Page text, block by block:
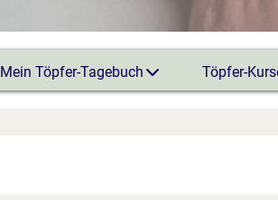
Mein Töpfer-Tagebuch Töpfer-